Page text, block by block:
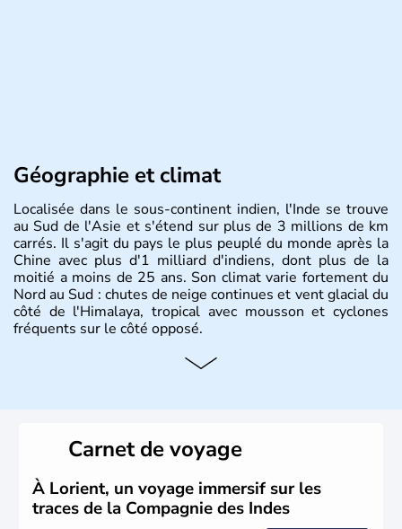
Géographie et climat
Localisée dans le sous-continent indien, l'Inde se trouve
au Sud de l'Asie et s'étend sur plus de 3 millions de km
carrés. Il s'agit du pays le plus peuplé du monde après la
Chine avec plus d'1 milliard d'indiens, dont plus de la
moitié a moins de 25 ans. Son climat varie fortement du
Nord au Sud : chutes de neige continues et vent glacial du
côté de l'Himalaya, tropical avec mousson et cyclones
fréquents sur le côté opposé.
Histoire et administration
siècle, l'Inde reste sous la domination de l'empire
britannique jusqu'à l'obtention de son indépendance en
1947. Le Taj Mahal, mausolée construit par un empereur
en l'honneur de son épouse, a été édifié dans les années
1640 et est aujourd'hui considéré comme l'une des 7
Carnet de voyage
À Lorient, un voyage immersif sur les
traces de la Compagnie des Indes